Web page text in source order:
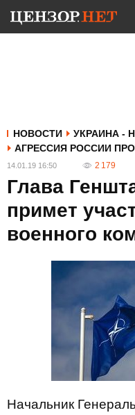
НОВОСТИ
УКРАИНА -
АГРЕССИЯ РОССИИ
14.01.19 16:50 2 179
Глава
примет
военного
Начальник